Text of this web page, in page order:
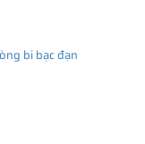
bi bạc đạn